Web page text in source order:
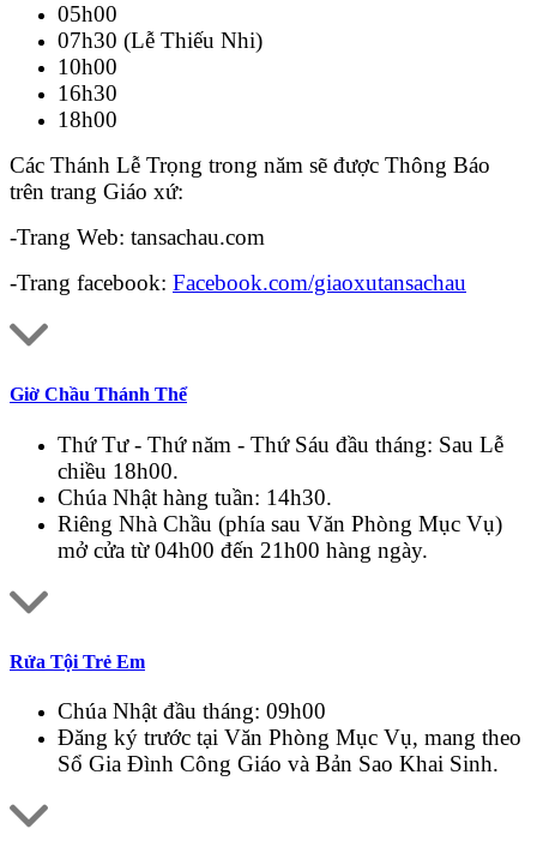
05h00
07h30 (Lễ Thiếu Nhi)
10h00
16h30
18h00
Các Thánh Lễ Trọng trong năm sẽ được Thông Báo
trên trang Giáo xứ:
-Trang Web: tansachau.com
-Trang facebook: Facebook.com/giaoxutansachau
Giờ Chầu Thánh Thể
Thứ Tư - Thứ năm - Thứ Sáu đầu tháng: Sau Lễ
chiều 18h00.
Chúa Nhật hàng tuần: 14h30.
Riêng Nhà Chầu (phía sau Văn Phòng Mục Vụ)
mở cửa từ 04h00 đến 21h00 hàng ngày.
Rửa Tội Trẻ Em
Chúa Nhật đầu tháng: 09h00
Đăng ký trước tại Văn Phòng Mục Vụ, mang theo
Sổ Gia Đình Công Giáo và Bản Sao Khai Sinh.